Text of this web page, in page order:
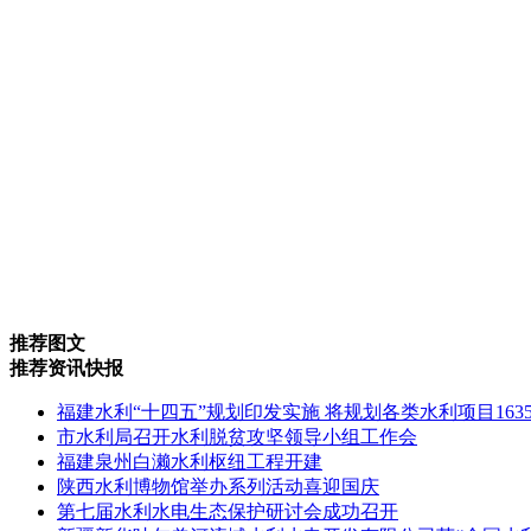
推荐图文
推荐资讯快报
福建水利“十四五”规划印发实施 将规划各类水利项目
市水利局召开水利脱贫攻坚领导小组工作会
福建泉州白濑水利枢纽工程开建
陕西水利博物馆举办系列活动喜迎国庆
第七届水利水电生态保护研讨会成功召开